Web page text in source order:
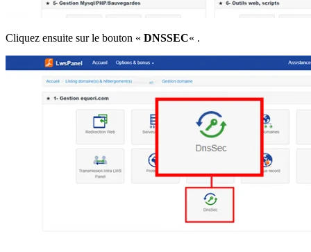
Cliquez ensuite sur le bouton « DNSSEC« .